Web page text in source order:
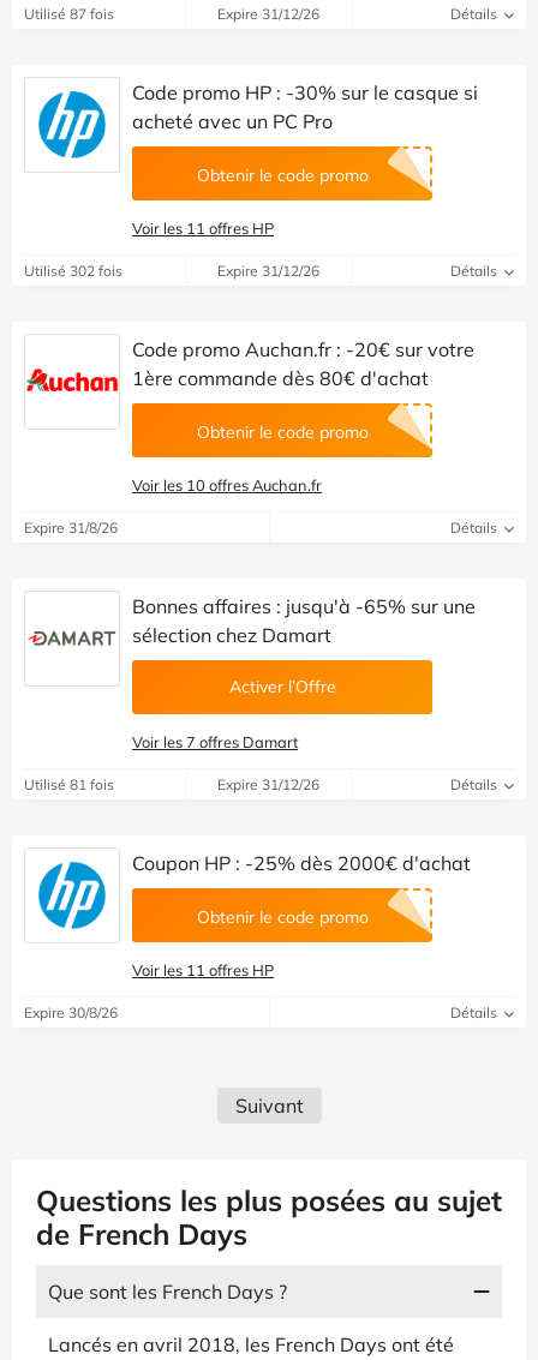
Utilisé 87 fois Expire 31/12/26 Détails
Code promo HP : -30% sur le casque si
acheté avec un PC Pro
Obtenir le code promo
Voir les 11 offres HP
Utilisé 302 fois Expire 31/12/26 Détails
Code promo Auchan.fr : -20€ sur votre
1ère commande dès 80€ d'achat
Obtenir le code promo
Voir les 10 offres Auchan.fr
Expire 31/8/26 Détails
Bonnes affaires : jusqu'à -65% sur une
sélection chez Damart
Activer l’Offre
Voir les 7 offres Damart
Utilisé 81 fois Expire 31/12/26 Détails
Coupon HP : -25% dès 2000€ d'achat
Obtenir le code promo
Voir les 11 offres HP
Expire 30/8/26 Détails
Suivant
Questions les plus posées au sujet
de French Days
Que sont les French Days ?
Lancés en avril 2018, les French Days ont été